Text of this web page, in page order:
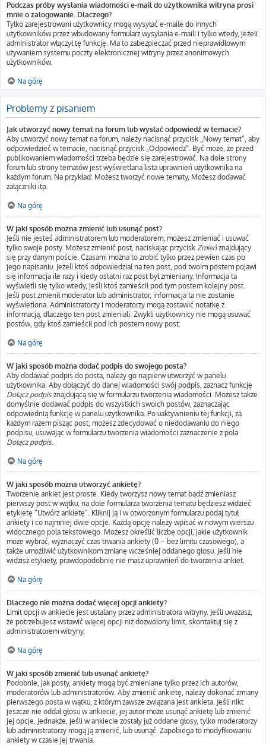
Podczas próby wysłania wiadomości e-mail do użytkownika witryna prosi
mnie o zalogowanie. Dlaczego?
Tylko zarejestrowani użytkownicy mogą wysyłać e-maile do innych
użytkowników przez wbudowany formularz wysyłania e-maili i tylko wtedy, jeżeli
administrator włączył tę funkcję. Ma to zabezpieczać przed nieprawidłowym
używaniem systemu poczty elektronicznej witryny przez anonimowych
użytkowników.
Na górę
Problemy z pisaniem
Jak utworzyć nowy temat na forum lub wysłać odpowiedź w temacie?
Aby utworzyć nowy temat na forum, należy nacisnąć przycisk „Nowy temat”, aby
odpowiedzieć w temacie, nacisnąć przycisk „Odpowiedz”. Być może, że przed
publikowaniem wiadomości trzeba będzie się zarejestrować. Na dole strony
forum lub strony tematów jest wyświetlana lista uprawnień użytkownika na
każdym forum. Na przykład: Możesz tworzyć nowe tematy, Możesz dodawać
załączniki itp.
Na górę
W jaki sposób można zmienić lub usunąć post?
Jeśli nie jesteś administratorem lub moderatorem, możesz zmieniać i usuwać
tylko swoje posty. Możesz zmienić post, naciskając przycisk Zmieńznajdujący
się przy danym poście. Czasami można to zrobić tylko przez pewien czas po
jego napisaniu. Jeżeli ktoś odpowiedział na ten post, pod twoim postem pojawi
się informacja ile razy i kiedy ostatni raz post był zmieniany. Informacja ta
wyświetli się tylko wtedy, jeśli ktoś zamieścił pod tym postem kolejny post.
Jeśli post zmienił moderator lub administrator, informacja ta nie zostanie
wyświetlona. Administratorzy i moderatorzy mogą zostawić notatkę z
informacją, dlaczego ten post zmieniali. Zwykli użytkownicy nie mogą usuwać
postów, gdy ktoś zamieścił pod ich postem nowy post.
Na górę
W jaki sposób można dodać podpis do swojego posta?
Aby dodawać podpis do posta, należy go najpierw utworzyć w panelu
użytkownika. Aby dołączyć do danej wiadomości swój podpis, zaznacz funkcję
Dołącz podpis znajdującą się w formularzu tworzenia wiadomości. Możesz także
domyślnie dodawać podpis do wszystkich swoich postów, zaznaczając
odpowiednią funkcję w panelu użytkownika. Po uaktywnieniu tej funkcji, za
każdym razem pisząc post, możesz zdecydować o niedodawaniu do niego
podpisu, usuwając w formularzu tworzenia wiadomości zaznaczenie z pola
Dołącz podpis.
Na górę
W jaki sposób można utworzyć ankietę?
Tworzenie ankiet jest proste. Kiedy tworzysz nowy temat bądź zmieniasz
pierwszy post w wątku, na dole formularza tworzenia tematu będziesz widzieć
etykietę “Utwórz ankietę”. Kliknij ją i w otworzonym formularzu podaj tytuł
ankiety i co najmniej dwie opcje. Każdą opcję należy wpisać w nowym wierszu
widocznego pola tekstowego. Możesz określić liczbę opcji, jakie użytkownik
może wybrać, wyznaczyć czas trwania ankiety (0 – bez limitu czasowego), a
także umożliwić użytkownikom zmianę wcześniej oddanego głosu. Jeśli nie
widzisz etykiety, prawdopodobnie nie masz uprawnień do tworzenia ankiet.
Na górę
Dlaczego nie można dodać więcej opcji ankiety?
Limit opcji w ankiecie jest ustalany przez administratora witryny. Jeśli uważasz,
że potrzebujesz wstawić więcej opcji niż dozwolony limit, skontaktuj się z
administratorem witryny.
Na górę
W jaki sposób zmienić lub usunąć ankietę?
Podobnie, jak posty, ankiety mogą być zmieniane tylko przez ich autorów,
moderatorów lub administratorów. Aby zmienić ankietę, należy dokonać zmiany
pierwszego posta w wątku, z którym zawsze związana jest ankieta. Jeśli nikt
jeszcze nie oddał głosu w ankiecie, jej autor może usunąć ankietę lub zmienić
jej opcje. Jednakże, jeśli w ankiecie zostały już oddane głosy, tylko moderatorzy
lub administratorzy mogą ją zmienić, lub usunąć. Zapobiega to modyfikowaniu
ankiety w czasie jej trwania.